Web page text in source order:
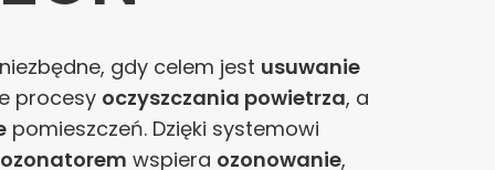
gdy celem jest usuwanie
procesy oczyszczania powietrza, a
pomieszczeń. Dzięki systemowi
ozonatorem wspiera ozonowanie,